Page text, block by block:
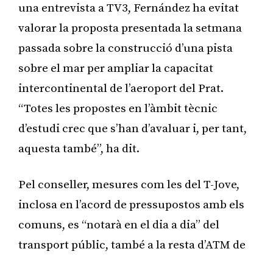
una entrevista a TV3, Fernández ha evitat
valorar la proposta presentada la setmana
passada sobre la construcció d’una pista
sobre el mar per ampliar la capacitat
intercontinental de l’aeroport del Prat.
“Totes les propostes en l’àmbit tècnic
d’estudi crec que s’han d’avaluar i, per tant,
aquesta també”, ha dit.
Pel conseller, mesures com les del T-Jove,
inclosa en l’acord de pressupostos amb els
comuns, es “notarà en el dia a dia” del
transport públic, també a la resta d’ATM de